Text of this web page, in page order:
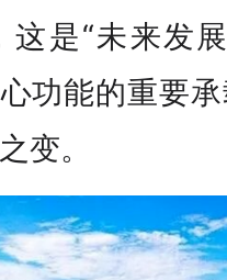
这是“未来发
功能的重要
变。